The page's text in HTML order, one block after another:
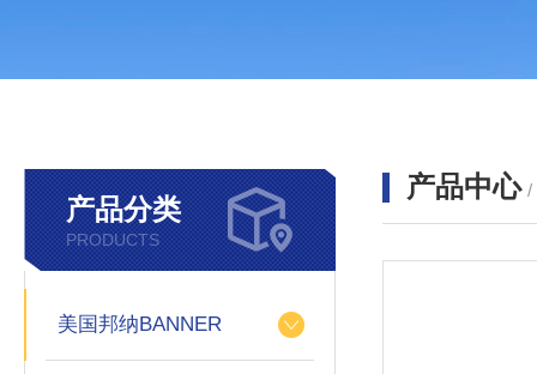
产品分类
PRODUCTS
美国邦纳BANNER
产品中心 /